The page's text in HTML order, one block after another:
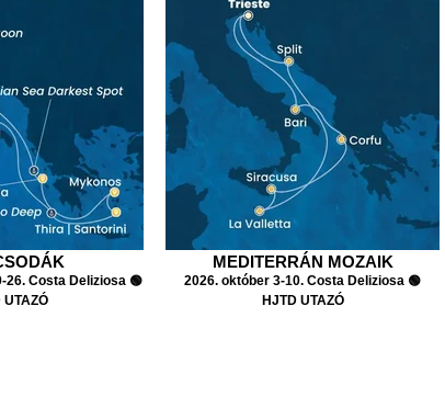
26. Costa Deliziosa 🟢
UTAZÓ
MEDITERRÁN MOZAIK
2026. október 3-10. Costa Deliziosa 🟢
HJTD UTAZÓ